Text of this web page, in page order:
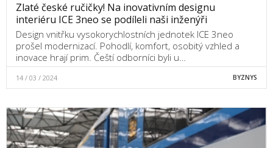
Zlaté české ručičky! Na inovativním designu
interiéru ICE 3neo se podíleli naši inženýři
Design vnitřku vysokorychlostních jednotek ICE 3neo
prošel modernizací. Pohodlí, komfort, osobitý vzhled a
inovace hrají prim. Čeští odborníci byli u…
14 / 03 / 2024 BYZNYS